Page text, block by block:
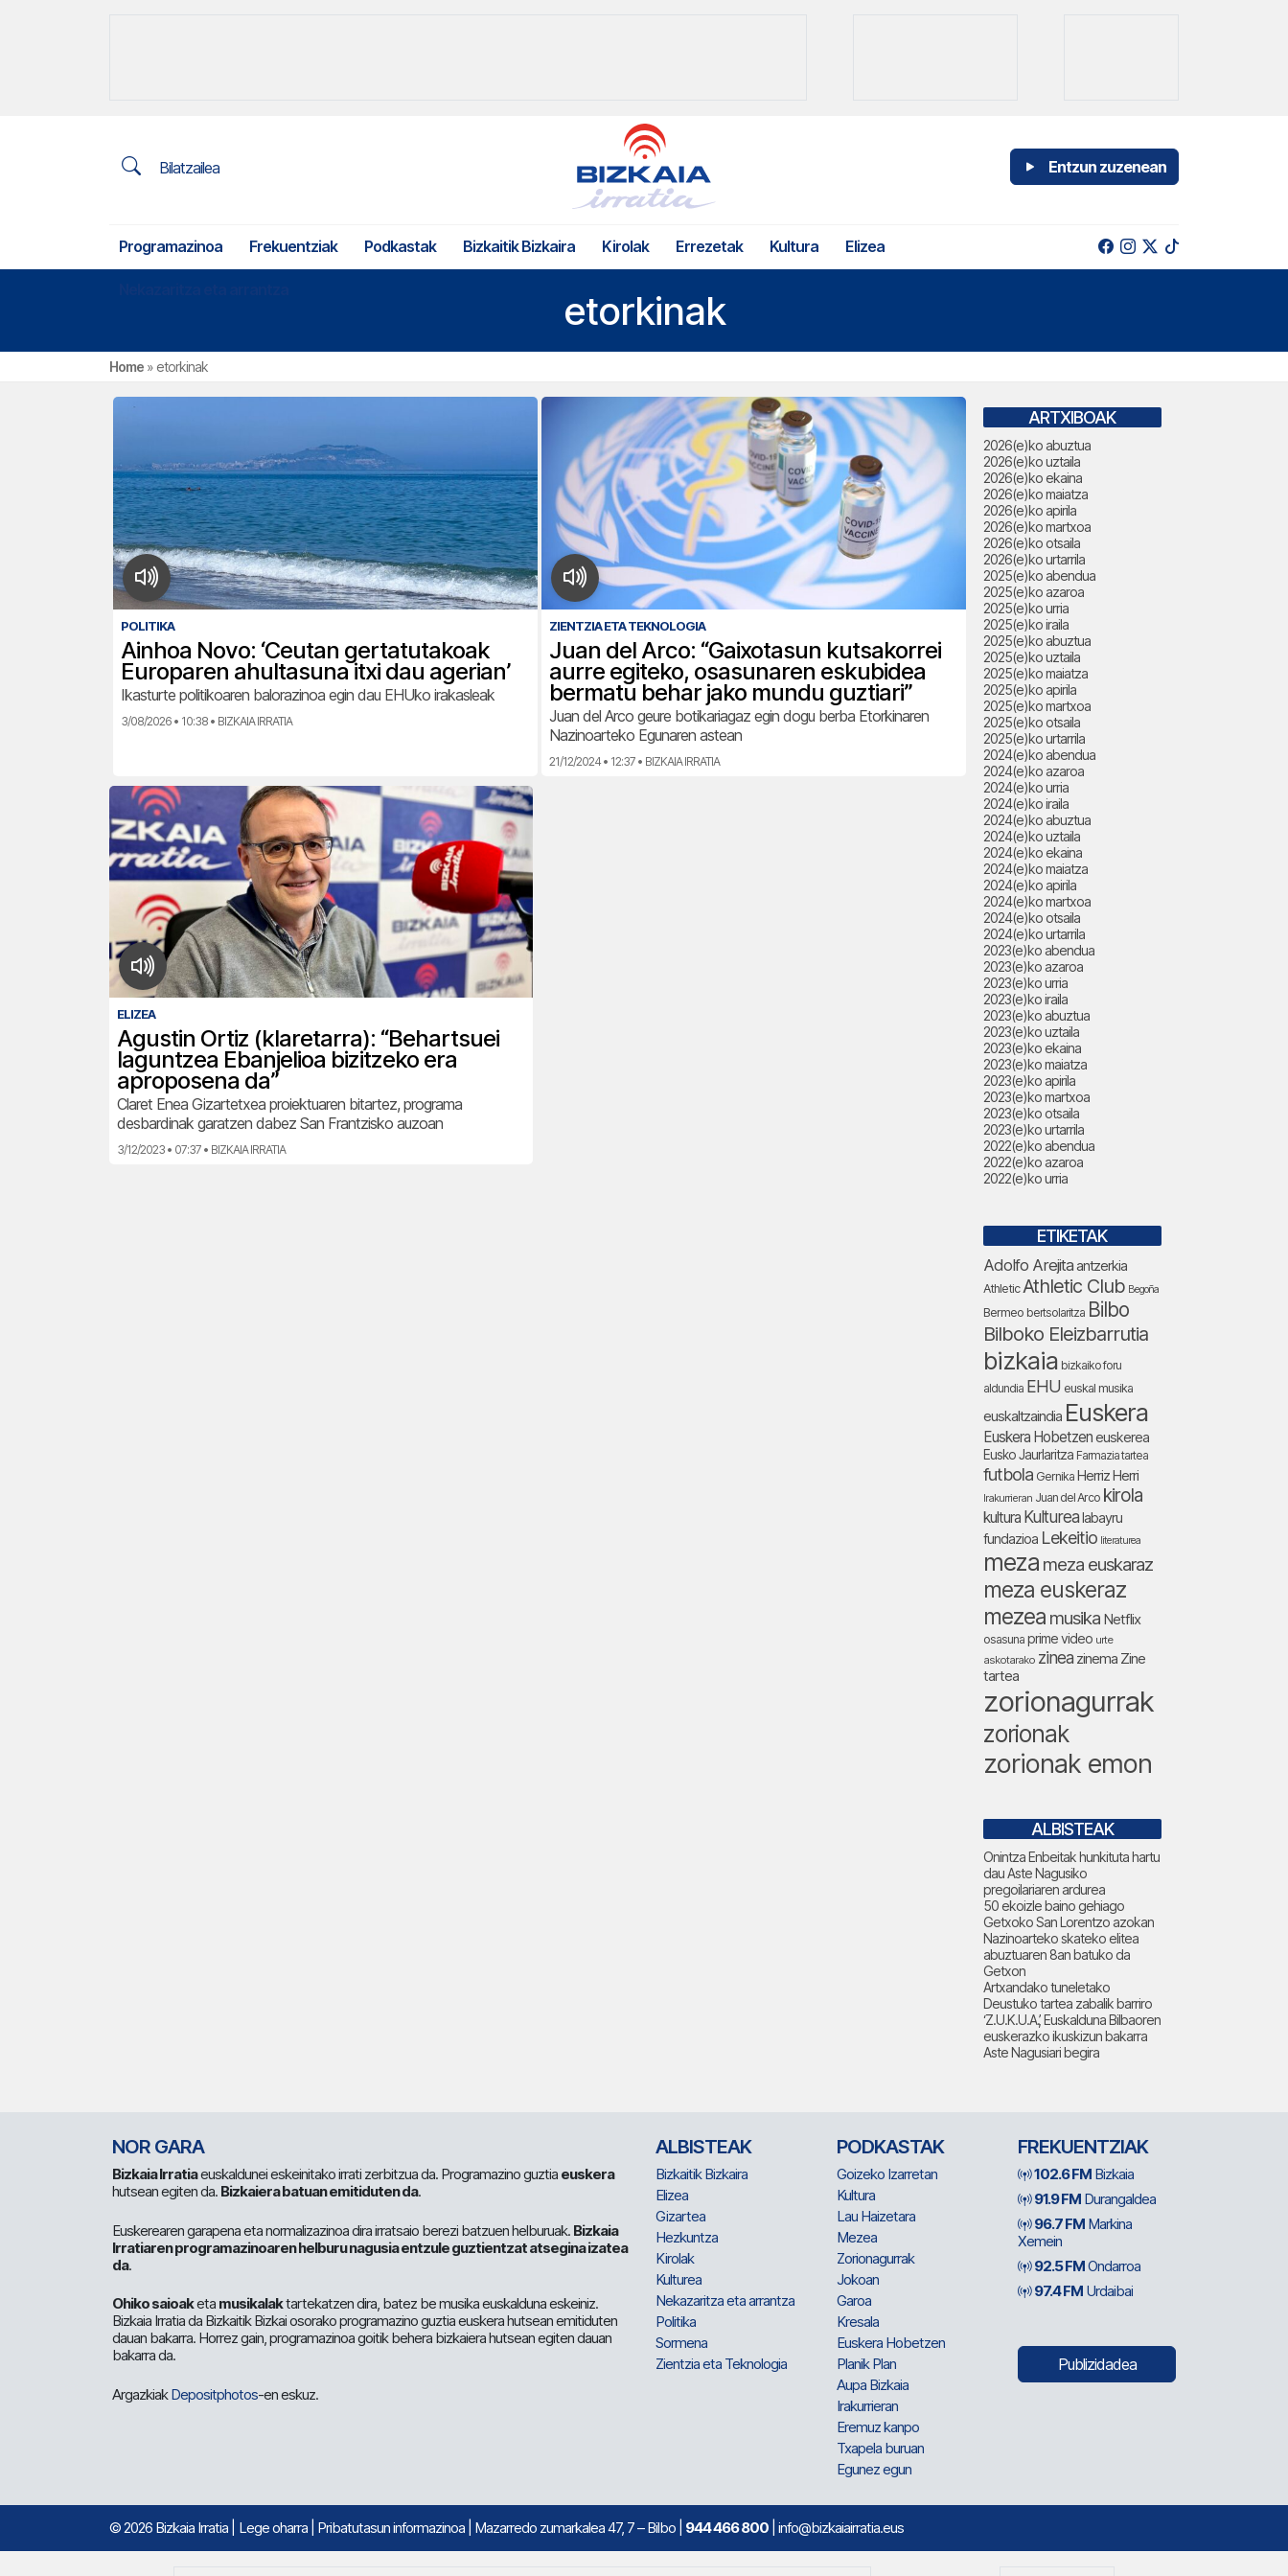
Bilatzailea Entzun zuzenean
Programazinoa Frekuentziak Podkastak Bizkaitik Bizkaira Kirolak Errezetak Kultura Elizea
etorkinak
Home » etorkinak
POLITIKA
Ainhoa Novo: ‘Ceutan gertatutakoak
Europaren ahultasuna itxi dau agerian’
Ikasturte politikoaren balorazinoa egin dau EHUko irakasleak
3/08/2026 • 10:38 • BIZKAIA IRRATIA
ZIENTZIA ETA TEKNOLOGIA
Juan del Arco: “Gaixotasun kutsakorrei
aurre egiteko, osasunaren eskubidea
bermatu behar jako mundu guztiari”
Juan del Arco geure botikariagaz egin dogu berba Etorkinaren
Nazinoarteko Egunaren astean
21/12/2024 • 12:37 • BIZKAIA IRRATIA
ELIZEA
Agustin Ortiz (klaretarra): “Behartsuei
laguntzea Ebanjelioa bizitzeko era
aproposena da”
Claret Enea Gizartetxea proiektuaren bitartez, programa
desbardinak garatzen dabez San Frantzisko auzoan
3/12/2023 • 07:37 • BIZKAIA IRRATIA
ARTXIBOAK
2026(e)ko abuztua
2026(e)ko uztaila
2026(e)ko ekaina
2026(e)ko maiatza
2026(e)ko apirila
2026(e)ko martxoa
2026(e)ko otsaila
2026(e)ko urtarrila
2025(e)ko abendua
2025(e)ko azaroa
2025(e)ko urria
2025(e)ko iraila
2025(e)ko abuztua
2025(e)ko uztaila
2025(e)ko maiatza
2025(e)ko apirila
2025(e)ko martxoa
2025(e)ko otsaila
2025(e)ko urtarrila
2024(e)ko abendua
2024(e)ko azaroa
2024(e)ko urria
2024(e)ko iraila
2024(e)ko abuztua
2024(e)ko uztaila
2024(e)ko ekaina
2024(e)ko maiatza
2024(e)ko apirila
2024(e)ko martxoa
2024(e)ko otsaila
2024(e)ko urtarrila
2023(e)ko abendua
2023(e)ko azaroa
2023(e)ko urria
2023(e)ko iraila
2023(e)ko abuztua
2023(e)ko uztaila
2023(e)ko ekaina
2023(e)ko maiatza
2023(e)ko apirila
2023(e)ko martxoa
2023(e)ko otsaila
2023(e)ko urtarrila
2022(e)ko abendua
2022(e)ko azaroa
2022(e)ko urria
ETIKETAK
Adolfo Arejitaantzerkia
Athletic Athletic Club Begoña
Bermeo bertsolaritza Bilbo
Bilboko Eleizbarrutia
bizkaia bizkaiko foru
aldundia EHU euskal musika
euskaltzaindia Euskera
Euskera Hobetzeneuskerea
Eusko Jaurlaritza Farmazia tartea
futbola Gernika Herriz Herri
Irakurrieran Juan del Arco kirola
kultura Kulturealabayru
fundazioa Lekeitio literaturea
meza meza euskaraz
meza euskeraz
mezea musika Netflix
osasuna prime video urte
askotarako zinea zinema Zine
tartea
zorionagurrak
zorionak
zorionak emon
ALBISTEAK
Onintza Enbeitak hunkituta hartu
dau Aste Nagusiko
pregoilariaren ardurea
50 ekoizle baino gehiago
Getxoko San Lorentzo azokan
Nazinoarteko skateko elitea
abuztuaren 8an batuko da
Getxon
Artxandako tuneletako
Deustuko tartea zabalik barriro
‘Z.U.K.U.A.’, Euskalduna Bilbaoren
euskerazko ikuskizun bakarra
Aste Nagusiari begira
NOR GARA
Bizkaia Irratiaeuskaldunei eskeinitako irrati zerbitzua da. Programazino guztia euskera
hutsean egiten da. Bizkaiera batuan emitiduten da.
Euskerearen garapena eta normalizazinoa dira irratsaio berezi batzuen helburuak. Bizkaia
Irratiaren programazinoaren helburu nagusia entzule guztientzat atsegina izatea
da.
Ohiko saioaketa musikalaktartekatzen dira, batez be musika euskalduna eskeiniz.
Bizkaia Irratia da Bizkaitik Bizkai osorako programazino guztia euskera hutsean emitiduten
dauan bakarra. Horrez gain, programazinoa goitik behera bizkaiera hutsean egiten dauan
bakarra da.
ArgazkiakDepositphotos-en eskuz.
ALBISTEAK
Bizkaitik Bizkaira
Elizea
Gizartea
Hezkuntza
Kirolak
Kulturea
Nekazaritza eta arrantza
Politika
Sormena
Zientzia eta Teknologia
PODKASTAK
Goizeko Izarretan
Kultura
Lau Haizetara
Mezea
Zorionagurrak
Jokoan
Garoa
Kresala
Euskera Hobetzen
Planik Plan
Aupa Bizkaia
Irakurrieran
Eremuz kanpo
Txapela buruan
Egunez egun
FREKUENTZIAK
102.6 FM Bizkaia
91.9 FM Durangaldea
96.7 FM Markina
Xemein
92.5 FMOndarroa
97.4 FM Urdaibai
Publizidadea
© 2026 Bizkaia Irratia Lege oharra Pribatutasun informazinoa | Mazarredo zumarkalea 47, 7 – Bilbo | 944 466 800 | info@bizkaiairratia.eus